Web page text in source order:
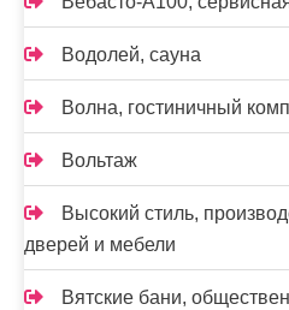
Водолей, сауна
Волна, гостиничный
Вольтаж
Высокий стиль,
дверей и мебели
Вятские бани,